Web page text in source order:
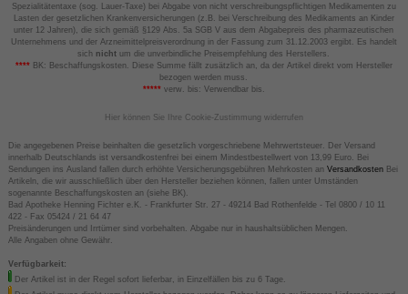
Spezialitätentaxe (sog. Lauer-Taxe) bei Abgabe von nicht verschreibungspflichtigen Medikamenten zu
Lasten der gesetzlichen Krankenversicherungen (z.B. bei Verschreibung des Medikaments an Kinder
unter 12 Jahren), die sich gemäß §129 Abs. 5a SGB V aus dem Abgabepreis des pharmazeutischen
Unternehmens und der Arzneimittelpreisverordnung in der Fassung zum 31.12.2003 ergibt. Es handelt
sich nicht um die unverbindliche Preisempfehlung des Herstellers.
****BK: Beschaffungskosten. Diese Summe fällt zusätzlich an, da der Artikel direkt vom Hersteller
bezogen werden muss.
*****verw. bis: Verwendbar bis.
Hier können Sie Ihre Cookie-Zustimmung widerrufen
Die angegebenen Preise beinhalten die gesetzlich vorgeschriebene Mehrwertsteuer. Der Versand
innerhalb Deutschlands ist versandkostenfrei bei einem Mindestbestellwert von 13,99 Euro. Bei
Sendungen ins Ausland fallen durch erhöhte Versicherungsgebühren Mehrkosten an VersandkostenBei
Artikeln, die wir ausschließlich über den Hersteller beziehen können, fallen unter Umständen
sogenannte Beschaffungskosten an (siehe BK).
Bad Apotheke Henning Fichter e.K. - Frankfurter Str. 27 - 49214 Bad Rothenfelde - Tel 0800 / 10 11
422 - Fax 05424 / 21 64 47
Preisänderungen und Irrtümer sind vorbehalten. Abgabe nur in haushaltsüblichen Mengen.
Alle Angaben ohne Gewähr.
Verfügbarkeit:
Der Artikel ist in der Regel sofort lieferbar, in Einzelfällen bis zu 6 Tage.